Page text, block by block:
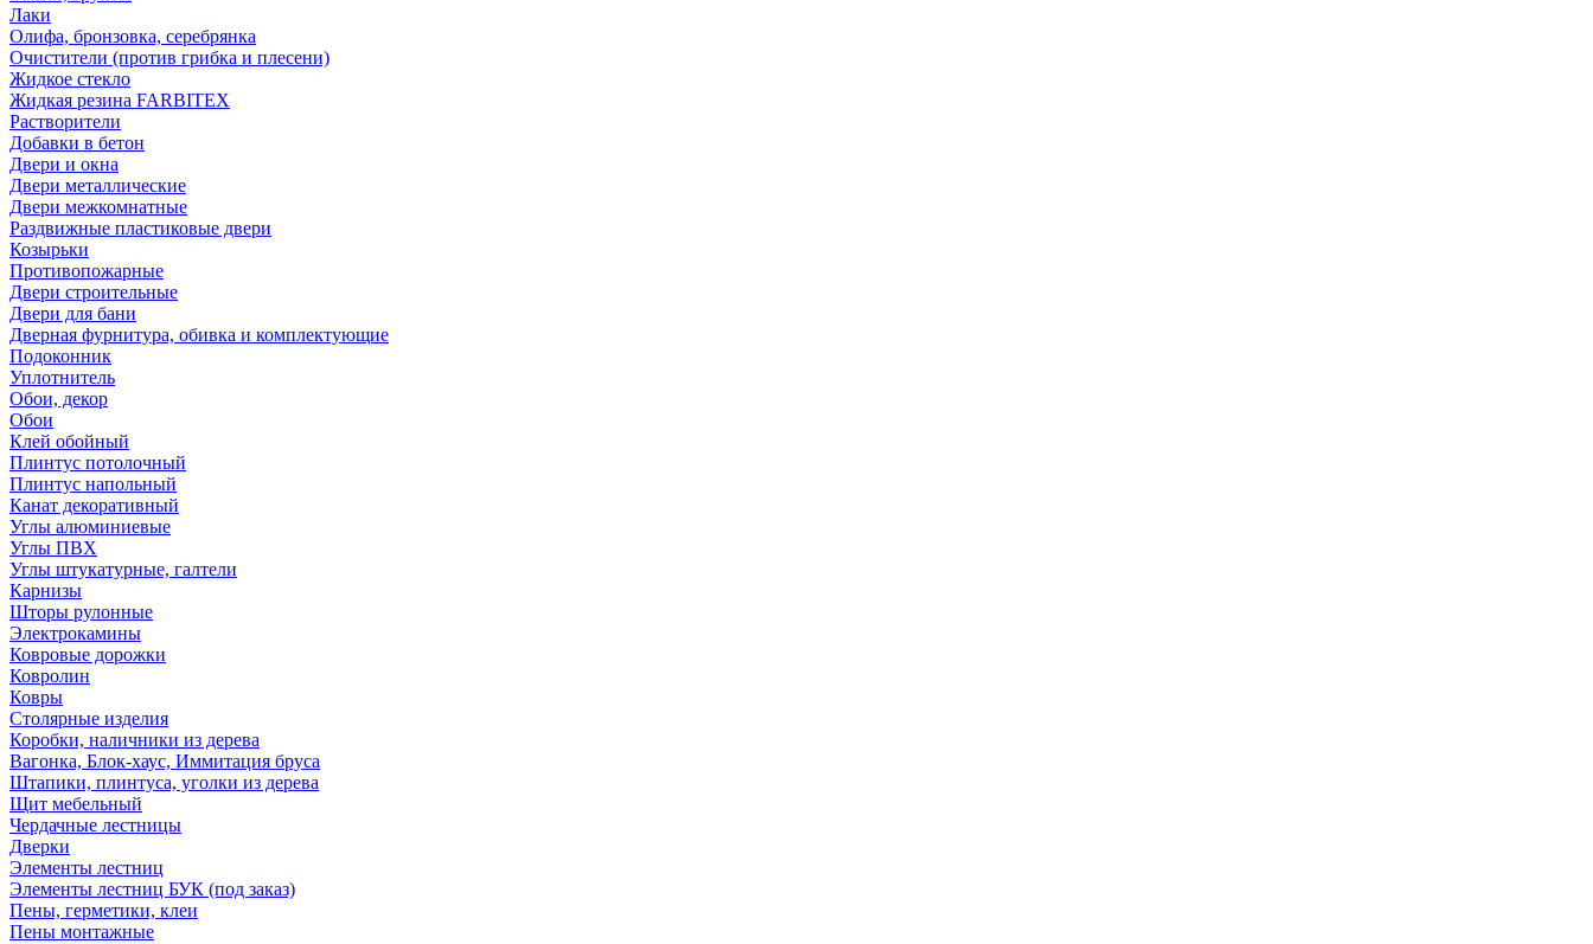
Лаки
Олифа, бронзовка, серебрянка
Очистители (против грибка и плесени)
Жидкое стекло
Жидкая резина FARBITEX
Растворители
Добавки в бетон
Двери и окна
Двери металлические
Двери межкомнатные
Раздвижные пластиковые двери
Козырьки
Противопожарные
Двери строительные
Двери для бани
Дверная фурнитура, обивка и комплектующие
Подоконник
Уплотнитель
Обои, декор
Обои
Клей обойный
Плинтус потолочный
Плинтус напольный
Канат декоративный
Углы алюминиевые
Углы ПВХ
Углы штукатурные, галтели
Карнизы
Шторы рулонные
Электрокамины
Ковровые дорожки
Ковролин
Ковры
Столярные изделия
Коробки, наличники из дерева
Вагонка, Блок-хаус, Иммитация бруса
Штапики, плинтуса, уголки из дерева
Щит мебельный
Чердачные лестницы
Дверки
Элементы лестниц
Элементы лестниц БУК (под заказ)
Пены, герметики, клеи
Пены монтажные